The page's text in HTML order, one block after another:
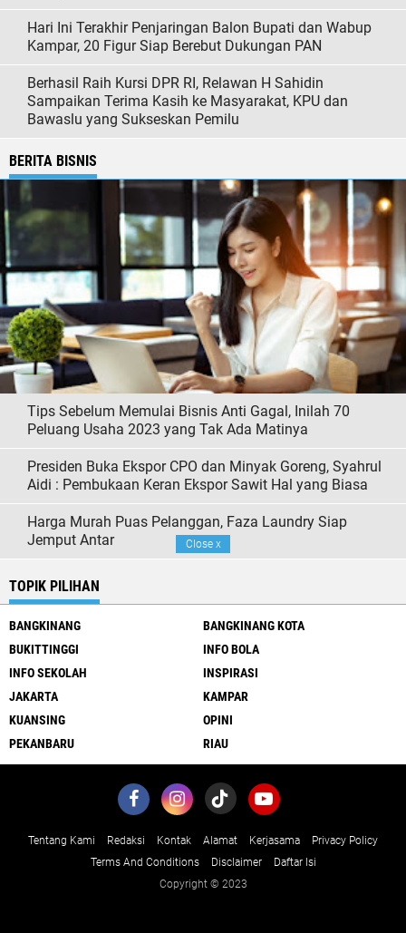
Hari Ini Terakhir Penjaringan Balon Bupati dan Wabup
Kampar, 20 Figur Siap Berebut Dukungan PAN
Berhasil Raih Kursi DPR RI, Relawan H Sahidin
Sampaikan Terima Kasih ke Masyarakat, KPU dan
Bawaslu yang Sukseskan Pemilu
BERITA BISNIS
Tips Sebelum Memulai Bisnis Anti Gagal, Inilah 70
Peluang Usaha 2023 yang Tak Ada Matinya
Presiden Buka Ekspor CPO dan Minyak Goreng, Syahrul
Aidi : Pembukaan Keran Ekspor Sawit Hal yang Biasa
Harga Murah Puas Pelanggan, Faza Laundry Siap
Jemput Antar
TOPIK PILIHAN
BANGKINANG
BANGKINANG KOTA
BUKITTINGGI
INFO BOLA
INFO SEKOLAH
INSPIRASI
JAKARTA
KAMPAR
KUANSING
OPINI
PEKANBARU
RIAU
Tentang Kami Redaksi Kontak Alamat Kerjasama
Privacy Policy
Terms And Conditions
Disclaimer
Daftar Isi
Copyright © 2023
Close x